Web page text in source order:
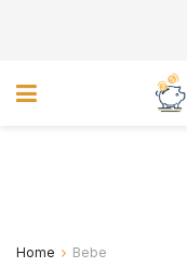
Home Bebe